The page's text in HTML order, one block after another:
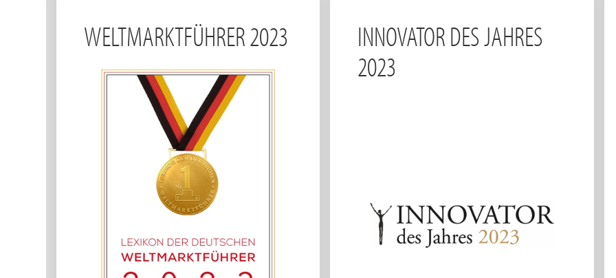
WELTMARKTFÜHRER 2023
INNOVATOR DES JAHRES
2023